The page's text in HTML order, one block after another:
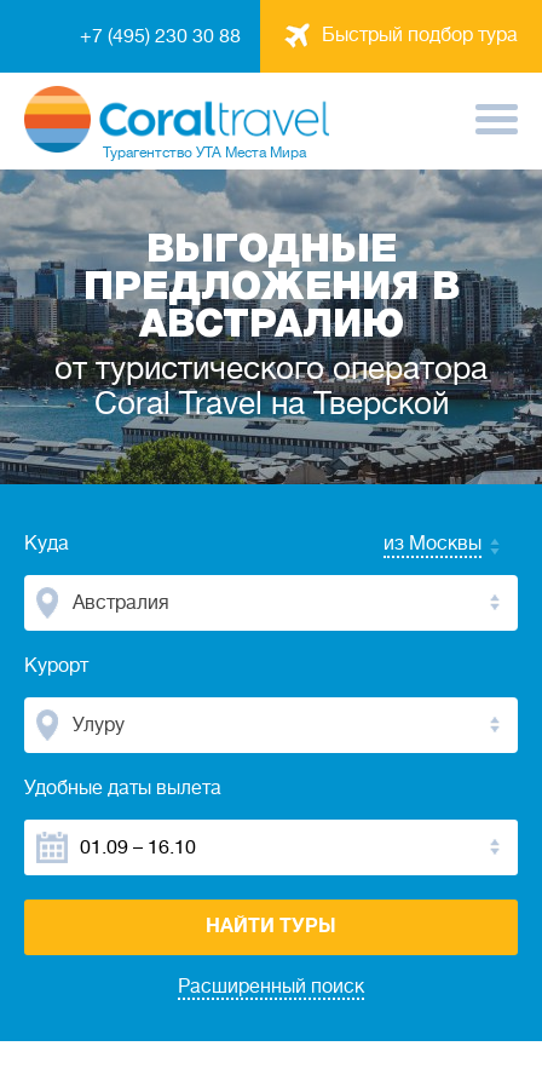
Быстрый подбор тура
+7 (495) 230 30 88
Турагентство УТА Места Мира
ВЫГОДНЫЕ
ПРЕДЛОЖЕНИЯ В
АВСТРАЛИЮ
от туристического оператора
Coral Travel на Тверской
Куда из Москвы
Австралия
Курорт
Улуру
Удобные даты вылета
Расширенный поиск
НАЙТИ ТУРЫ